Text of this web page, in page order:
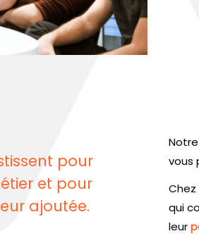
pour
et pour
ajoutée.
vous
qui
leur